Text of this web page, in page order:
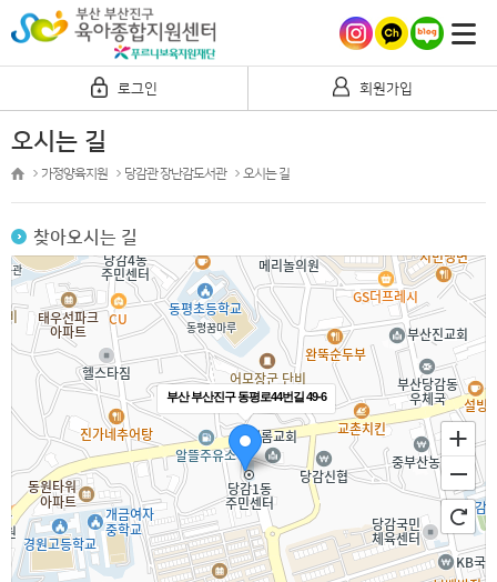
로그인 회원가입
오시는 길
가정양육지원 당감관 장난감도서관 오시는 길
찾아오시는 길
부산 부산진구 동평로44번길 49-6